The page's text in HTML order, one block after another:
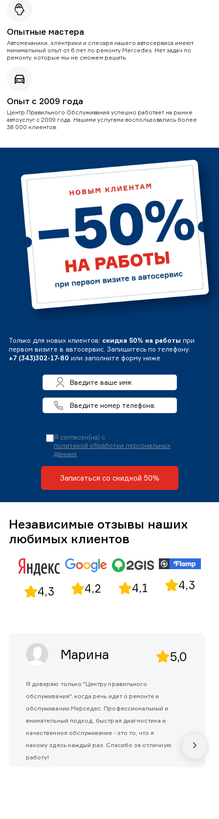
Опытные мастера
Автомеханики, электрики и слесаря нашего автосервиса имеют
минимальный опыт от 6 лет по ремонту Mercedes. Нет задач по
ремонту, которые мы не сможем решить.
Опыт с 2009 года
Центр Правильного Обслуживания успешно работает на рынке
автоуслуг с 2009 года. Нашими услугами воспользовались более
38 000 клиентов.
Только для новых клиентов: скидка 50% на работы при
первом визите в автосервис. Запишитесь по телефону:
+7 (343)302-17-80 или заполните форму ниже
Я согласен(на) с
политикой обработки персональных
данных
Записаться со скидкой 50%
Независимые отзывы наших
любимых клиентов
4,3 4,2 4,1 4,3
Марина 5,0
Я доверяю только "Центру правильного
обслуживания", когда речь идет о ремонте и
обслуживании Мерседес. Профессиональный и
внимательный подход, быстрая диагностика и
качественное обслуживание - это то, что я
нахожу здесь каждый раз. Спасибо за отличную
работу!